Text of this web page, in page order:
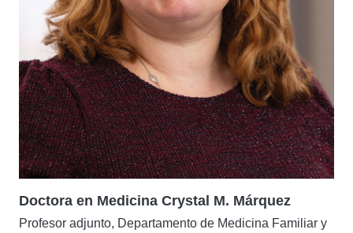
Doctora en Medicina Crystal M. Márquez
Profesor adjunto, Departamento de Medicina Familiar y